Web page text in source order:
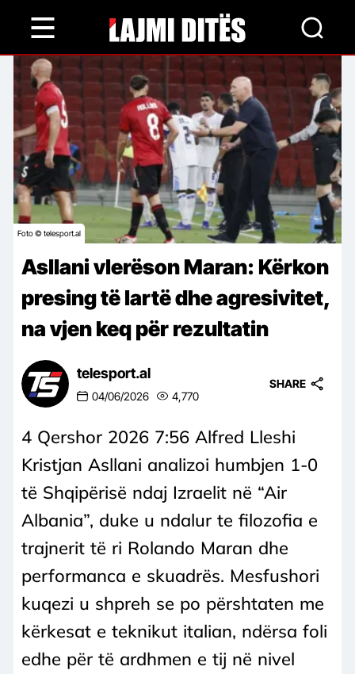
content
Foto © telesport.al
Asllani vlerëson Maran: Kërkon
presing të lartë dhe agresivitet,
na vjen keq për rezultatin
telesport.al
04/06/2026 4,770
SHARE
4 Qershor 2026 7:56 Alfred Lleshi
Kristjan Asllani analizoi humbjen 1-0
të Shqipërisë ndaj Izraelit në “Air
Albania”, duke u ndalur te filozofia e
trajnerit të ri Rolando Maran dhe
performanca e skuadrës. Mesfushori
kuqezi u shpreh se po përshtaten me
kërkesat e teknikut italian, ndërsa foli
edhe për të ardhmen e tij në nivel